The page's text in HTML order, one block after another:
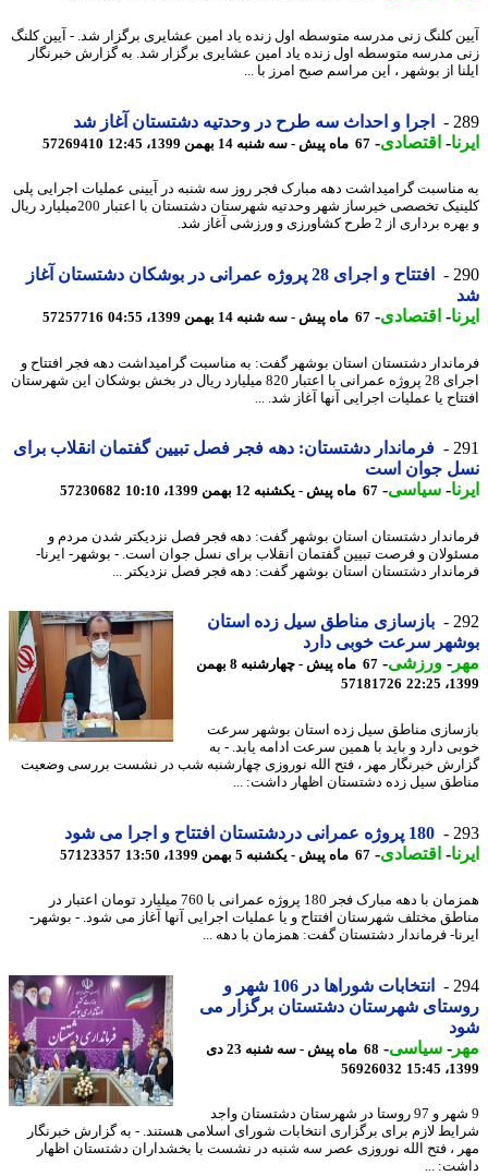
کلنگ زنی مدرسه متوسطه اول زنده یاد امین عشایری برگزار شد. - آیین کلنگ
مدرسه متوسطه اول زنده یاد امین عشایری برگزار شد. به گزارش خبرنگار
از بوشهر ، این مراسم صبح امرز با ...
اجرا و احداث سه طرح در وحدتیه دشتستان آغاز شد
-اقتصادی-67 ماه پیش - سه شنبه 14 بهمن 1399، 12:45 57269410
گرامیداشت دهه مبارک فجر روز سه شنبه در آیینی عملیات اجرایی پلی
کلینیک تخصصی خیرساز شهر وحدتیه شهرستان دشتستان با اعتبار 200میلیارد ریال
از 2 طرح کشاورزی و ورزشی آغاز شد.
افتتاح و اجرای 28 پروژه عمرانی در بوشکان دشتستان آغاز
-اقتصادی-67 ماه پیش - سه شنبه 14 بهمن 1399، 04:55 57257716
دشتستان استان بوشهر گفت: به مناسبت گرامیداشت دهه فجر افتتاح و
اجرای 28 پروژه عمرانی با اعتبار 820 میلیارد ریال در بخش بوشکان این شهرستان
یا عملیات اجرایی آنها آغاز شد. ...
فرماندار دشتستان: دهه فجر فصل تبیین گفتمان انقلاب برای
جوان است
-سیاسی-67 ماه پیش - یکشنبه 12 بهمن 1399، 10:10 57230682
دشتستان استان بوشهر گفت: دهه فجر فصل نزدیکتر شدن مردم و
و فرصت تبیین گفتمان انقلاب برای نسل جوان است. - بوشهر- ایرنا-
دشتستان استان بوشهر گفت: دهه فجر فصل نزدیکتر ...
بازسازی مناطق سیل زده استان
سرعت خوبی دارد
-ورزشی-
67 ماه پیش - چهارشنبه 8 بهمن
57181726
مناطق سیل زده استان بوشهر سرعت
دارد و باید با همین سرعت ادامه یابد. - به
خبرنگار مهر ، فتح الله نوروزی چهارشنبه شب در نشست بررسی وضعیت
سیل زده دشتستان اظهار داشت: ...
180 پروژه عمرانی دردشتستان افتتاح و اجرا می شود
-اقتصادی-67 ماه پیش - یکشنبه 5 بهمن 1399، 13:50 57123357
همزمان با دهه مبارک فجر 180 پروژه عمرانی با 760 میلیارد تومان اعتبار در
مختلف شهرستان افتتاح و یا عملیات اجرایی آنها آغاز می شود. - بوشهر-
فرماندار دشتستان گفت: همزمان با دهه ...
انتخابات شوراها در 106 شهر و
شهرستان دشتستان برگزار می
-سیاسی-
68 ماه پیش - سه شنبه 23 دی
56926032
9 شهر و 97 روستا در شهرستان دشتستان واجد
لازم برای برگزاری انتخابات شورای اسلامی هستند. - به گزارش خبرنگار
، فتح الله نوروزی عصر سه شنبه در نشست با بخشداران دشتستان اظهار
...